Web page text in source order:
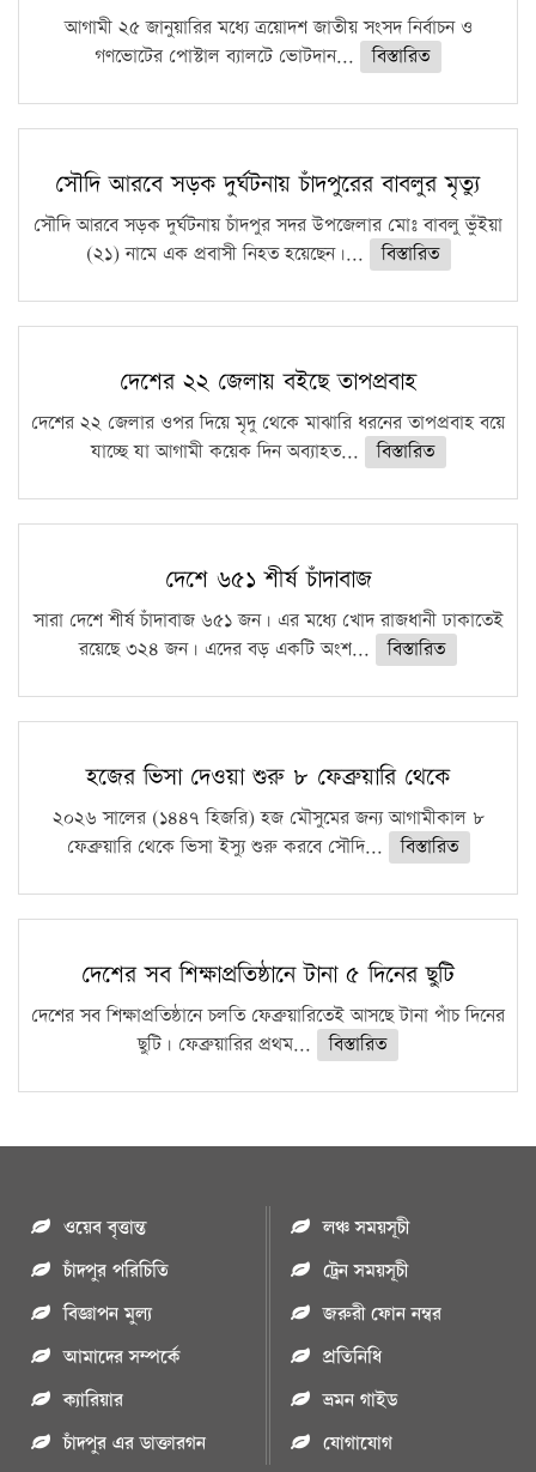
আগামী ২৫ জানুয়ারির মধ্যে ত্রয়োদশ জাতীয় সংসদ নির্বাচন ও
গণভোটের পোস্টাল ব্যালটে ভোটদান...
বিস্তারিত
সৌদি আরবে সড়ক দুর্ঘটনায় চাঁদপুরের বাবলুর মৃত্যু
সৌদি আরবে সড়ক দুর্ঘটনায় চাঁদপুর সদর উপজেলার মোঃ বাবলু ভুঁইয়া
(২১) নামে এক প্রবাসী নিহত হয়েছেন।...
বিস্তারিত
দেশের ২২ জেলায় বইছে তাপপ্রবাহ
দেশের ২২ জেলার ওপর দিয়ে মৃদু থেকে মাঝারি ধরনের তাপপ্রবাহ বয়ে
যাচ্ছে যা আগামী কয়েক দিন অব্যাহত...
বিস্তারিত
দেশে ৬৫১ শীর্ষ চাঁদাবাজ
সারা দেশে শীর্ষ চাঁদাবাজ ৬৫১ জন। এর মধ্যে খোদ রাজধানী ঢাকাতেই
রয়েছে ৩২৪ জন। এদের বড় একটি অংশ...
বিস্তারিত
হজের ভিসা দেওয়া শুরু ৮ ফেব্রুয়ারি থেকে
২০২৬ সালের (১৪৪৭ হিজরি) হজ মৌসুমের জন্য আগামীকাল ৮
ফেব্রুয়ারি থেকে ভিসা ইস্যু শুরু করবে সৌদি...
বিস্তারিত
দেশের সব শিক্ষাপ্রতিষ্ঠানে টানা ৫ দিনের ছুটি
দেশের সব শিক্ষাপ্রতিষ্ঠানে চলতি ফেব্রুয়ারিতেই আসছে টানা পাঁচ দিনের
ছুটি। ফেব্রুয়ারির প্রথম...
বিস্তারিত
ওয়েব বৃত্তান্ত
চাঁদপুর পরিচিতি
বিজ্ঞাপন মুল্য
আমাদের সম্পর্কে
ক্যারিয়ার
চাঁদপুর এর ডাক্তারগন
লঞ্চ সময়সূচী
ট্রেন সময়সূচী
জরুরী ফোন নম্বর
প্রতিনিধি
ভ্রমন গাইড
যোগাযোগ